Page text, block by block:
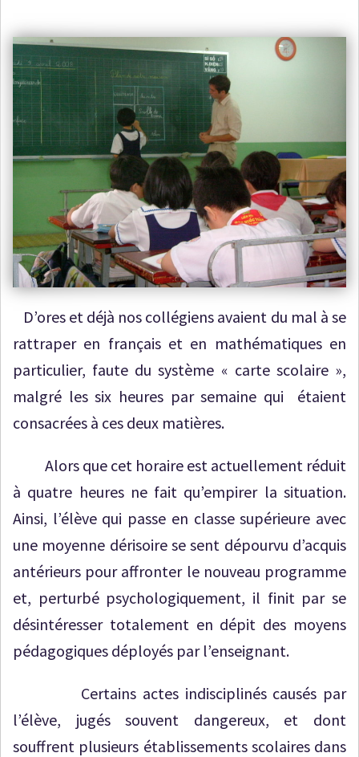
D’ores et déjà nos collégiens avaient du mal à se
rattraper en français et en mathématiques en
particulier, faute du système « carte scolaire »,
malgré les six heures par semaine qui étaient
consacrées à ces deux matières.
Alors que cet horaire est actuellement réduit
à quatre heures ne fait qu’empirer la situation.
Ainsi, l’élève qui passe en classe supérieure avec
une moyenne dérisoire se sent dépourvu d’acquis
antérieurs pour affronter le nouveau programme
et, perturbé psychologiquement, il finit par se
désintéresser totalement en dépit des moyens
pédagogiques déployés par l’enseignant.
Certains actes indisciplinés causés par
l’élève, jugés souvent dangereux, et dont
souffrent plusieurs établissements scolaires dans